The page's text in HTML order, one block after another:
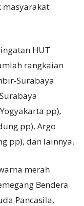
masyarakat
HUT
rangkaian
Surabaya
pp),
pp), Argo
pp), dan lainnya.
merah
Bendera
Pancasila,